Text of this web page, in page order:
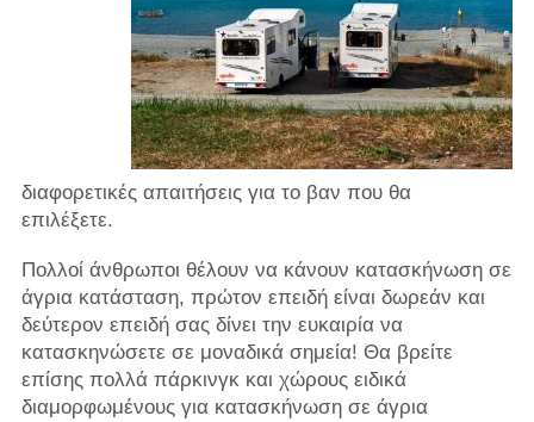
διαφορετικές απαιτήσεις για το βαν που θα
επιλέξετε.
Πολλοί άνθρωποι θέλουν να κάνουν κατασκήνωση σε
άγρια ​​κατάσταση, πρώτον επειδή είναι δωρεάν και
δεύτερον επειδή σας δίνει την ευκαιρία να
κατασκηνώσετε σε μοναδικά σημεία! Θα βρείτε
επίσης πολλά πάρκινγκ και χώρους ειδικά
διαμορφωμένους για κατασκήνωση σε άγρια ​​